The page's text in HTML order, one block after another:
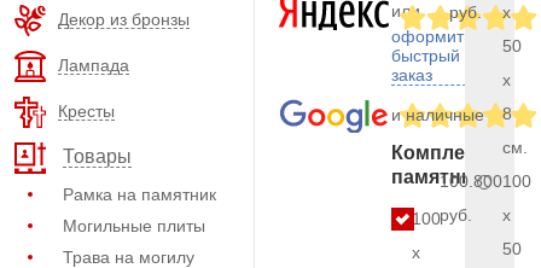
Декор из бронзы
Лампада
Кресты
Товары
Рамка на памятник
Могильные плиты
Трава на могилу
или
оформить
быстрый
заказ
и наличные
Комплект
памятника
100
x
руб.
x
50
x
8
см.
100.800
руб.
100
x
50